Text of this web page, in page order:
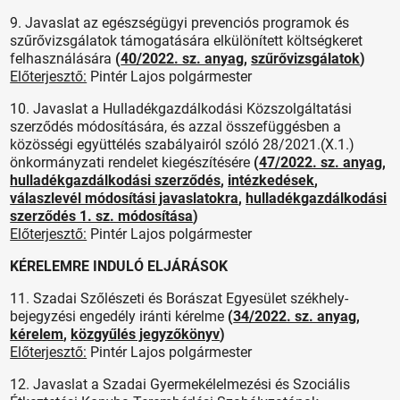
9. Javaslat az egészségügyi prevenciós programok és
szűrővizsgálatok támogatására elkülönített költségkeret
felhasználására (40/2022. sz. anyag,szűrővizsgálatok)
Előterjesztő: Pintér Lajos polgármester
10. Javaslat a Hulladékgazdálkodási Közszolgáltatási
szerződés módosítására, és azzal összefüggésben a
közösségi együttélés szabályairól szóló 28/2021.(X.1.)
önkormányzati rendelet kiegészítésére (47/2022. sz. anyag,
hulladékgazdálkodási szerződés, intézkedések,
válaszlevél módosítási javaslatokra,hulladékgazdálkodási
szerződés 1. sz. módosítása)
Előterjesztő: Pintér Lajos polgármester
KÉRELEMRE INDULÓ ELJÁRÁSOK
11. Szadai Szőlészeti és Borászat Egyesület székhely-
bejegyzési engedély iránti kérelme (34/2022. sz. anyag,
kérelem,közgyűlés jegyzőkönyv)
Előterjesztő: Pintér Lajos polgármester
12. Javaslat a Szadai Gyermekélelmezési és Szociális